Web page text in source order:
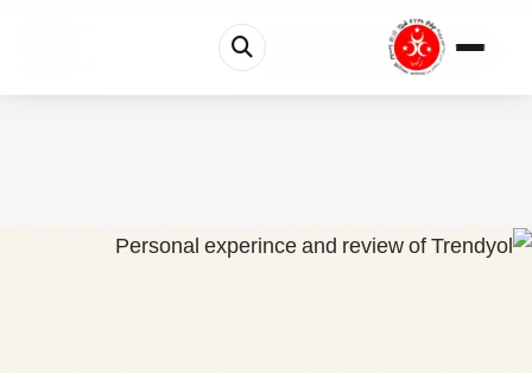
ترينديول تركيا بالعربي: كيف تتسوق بذكاء وتتجاوز...